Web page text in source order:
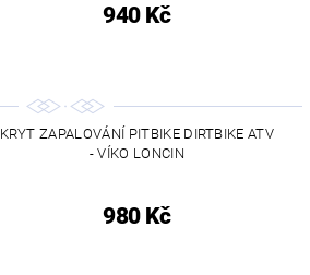
940 Kč
KRYT ZAPALOVÁNÍ PITBIKE DIRTBIKE ATV
- VÍKO LONCIN
980 Kč